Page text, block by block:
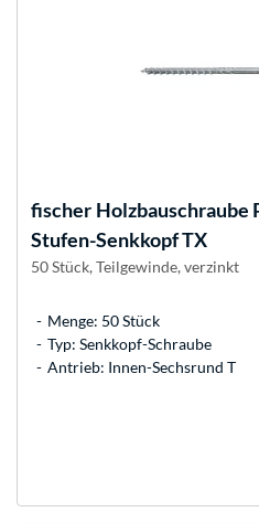
fischer Holzbauschraube
Stufen-Senkkopf TX
50 Stück, Teilgewinde, verzinkt
Menge: 50 Stück
Typ: Senkkopf-Schraube
Antrieb: Innen-Sechsrund T